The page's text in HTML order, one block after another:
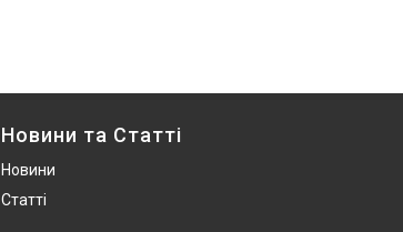
Новини та Статті
Новини
Статті